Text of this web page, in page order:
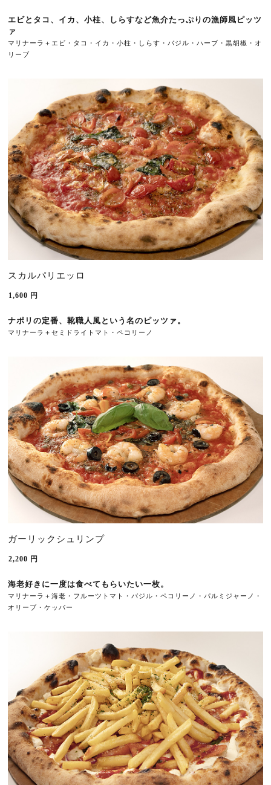
エビとタコ、イカ、小柱、しらすなど魚介たっぷりの漁師風ピッツ
ァ
マリナーラ＋エビ・タコ・イカ・小柱・しらす・バジル・ハーブ・黒胡椒・オ
リーブ
スカルパリエッロ
1,600 円
ナポリの定番、靴職人風という名のピッツァ。
マリナーラ＋セミドライトマト・ペコリーノ
ガーリックシュリンプ
2,200 円
海老好きに一度は食べてもらいたい一枚。
マリナーラ＋海老・フルーツトマト・バジル・ペコリーノ・パルミジャーノ・
オリーブ・ケッパー